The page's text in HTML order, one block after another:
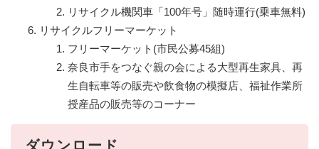
リサイクル機関車「100年号」随時運行(乗車無料)
リサイクルフリーマーケット
フリーマーケット(市民公募45組)
奈良市手をつなぐ親の会による大型再生家具、再
生自転車等の販売や飲食物の模擬店、福祉作業所
授産品の販売等のコーナー
ダウンロード